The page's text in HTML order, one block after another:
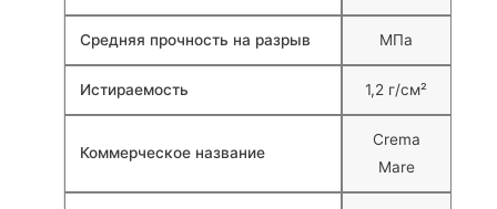
Средняя прочность на разрыв МПа
Истираемость 1,2 г/см²
Коммерческое название
Crema
Mare